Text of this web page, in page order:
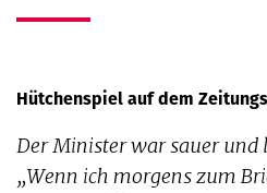
Hütchenspiel auf dem
Der Minister war sauer und
„Wenn ich morgens zum